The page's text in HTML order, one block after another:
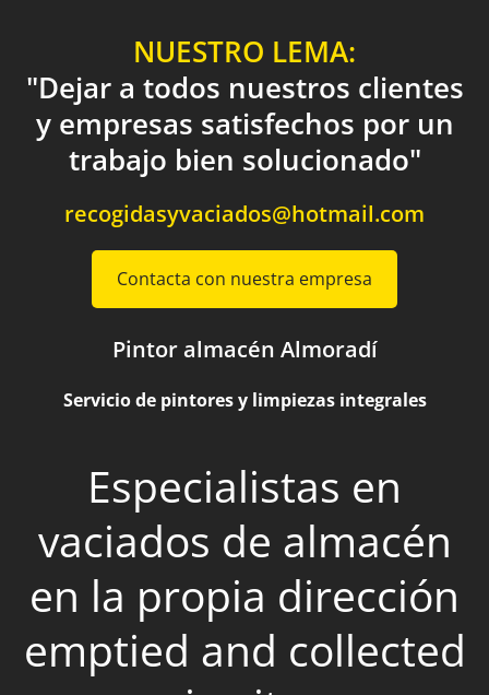
NUESTRO LEMA:
"Dejar a todos nuestros clientes
y empresas satisfechos por un
trabajo bien solucionado"
recogidasyvaciados@hotmail.com
Contacta con nuestra empresa
Pintor almacén Almoradí
Servicio de pintores y limpiezas integrales
Especialistas en
vaciados de almacén
en la propia dirección
emptied and collected